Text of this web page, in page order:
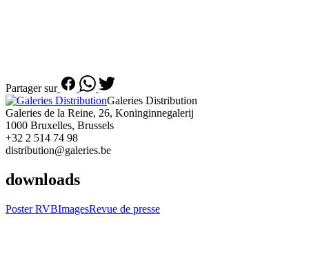
Partager sur
Galeries Distribution
Galeries de la Reine, 26, Koninginnegalerij
1000 Bruxelles, Brussels
+32 2 514 74 98
distribution@galeries.be
downloads
Poster RVBImagesRevue de presse